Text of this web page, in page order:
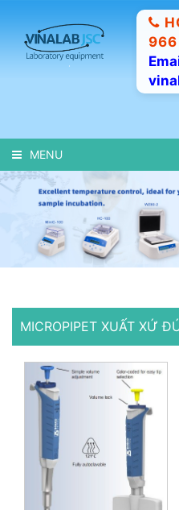
966
MENU
MICROPIPET XUẤT XỨ